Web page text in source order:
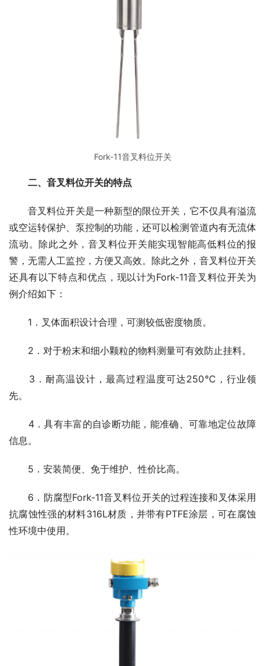
Fork-11音叉料位开关
二、音叉料位开关的特点
音叉料位开关是一种新型的限位开关，它不仅具有溢流
或空运转保护、泵控制的功能，还可以检测管道内有无流体
流动。除此之外，音叉料位开关能实现智能高低料位的报
警，无需人工监控，方便又高效。除此之外，音叉料位开关
还具有以下特点和优点，现以计为Fork-11音叉料位开关为
例介绍如下：
1．叉体面积设计合理，可测较低密度物质。
2．对于粉末和细小颗粒的物料测量可有效防止挂料。
3．耐高温设计，最高过程温度可达250℃，行业领
先。
4．具有丰富的自诊断功能，能准确、可靠地定位故障
信息。
5．安装简便、免于维护、性价比高。
6．防腐型Fork-11音叉料位开关的过程连接和叉体采用
抗腐蚀性强的材料316L材质，并带有PTFE涂层，可在腐蚀
性环境中使用。